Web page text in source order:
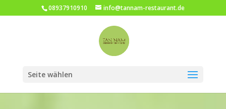
08937910910 info@tannam-restaurant.de
Seite wählen